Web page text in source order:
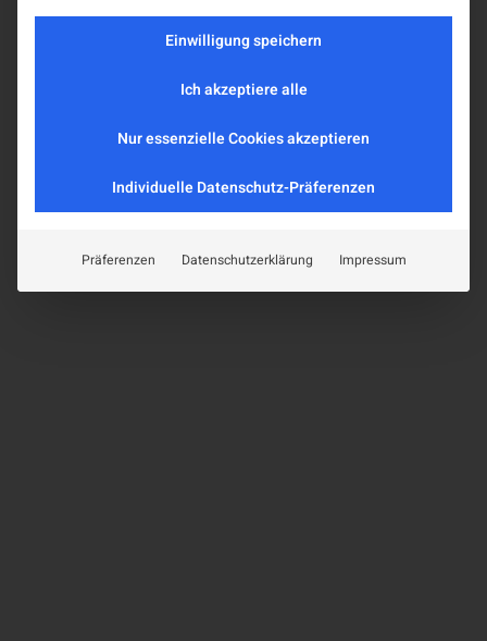
Einwilligung speichern
Ich akzeptiere alle
Nur essenzielle Cookies akzeptieren
Individuelle Datenschutz-Präferenzen
Präferenzen Datenschutzerklärung Impressum